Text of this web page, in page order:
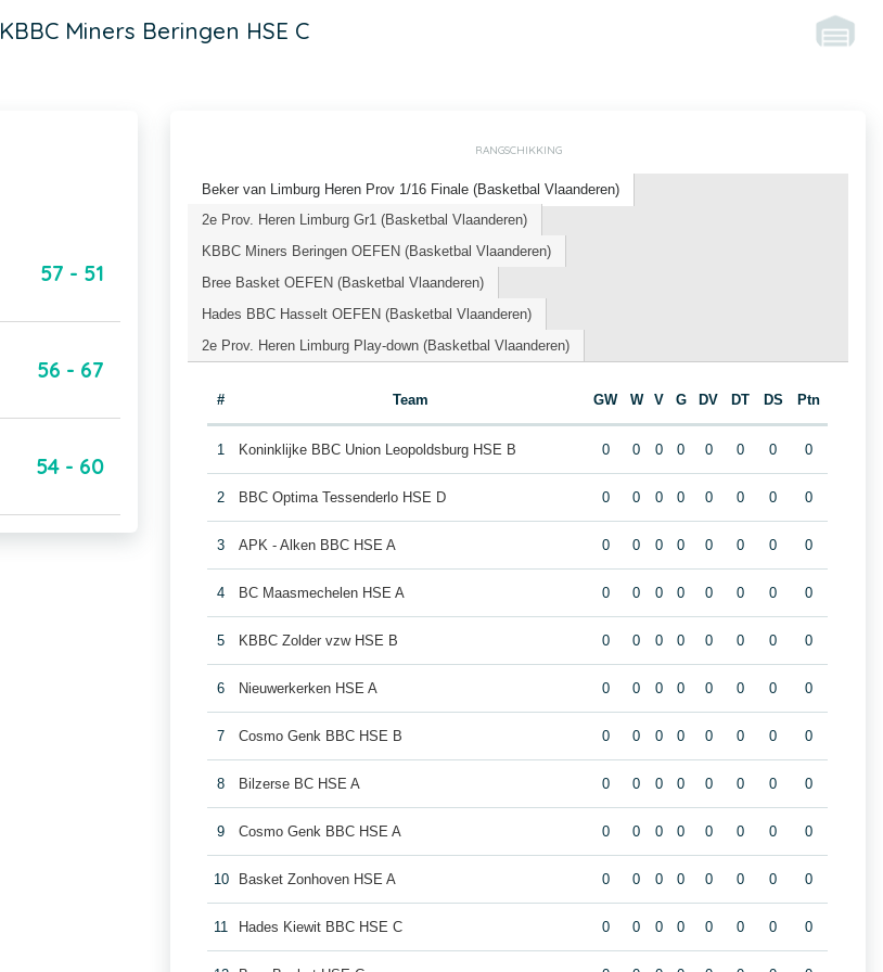
KBBC Miners Beringen HSE C
57 - 51
56 - 67
54 - 60
RANGSCHIKKING
Beker van Limburg Heren Prov 1/16 Finale (Basketbal Vlaanderen)
2e Prov. Heren Limburg Gr1 (Basketbal Vlaanderen)
KBBC Miners Beringen OEFEN (Basketbal Vlaanderen)
Bree Basket OEFEN (Basketbal Vlaanderen)
Hades BBC Hasselt OEFEN (Basketbal Vlaanderen)
2e Prov. Heren Limburg Play-down (Basketbal Vlaanderen)
# Team GW W V G DV DT DS Ptn
1 Koninklijke BBC Union Leopoldsburg HSE B 0 0 0 0 0 0 0 0
2 BBC Optima Tessenderlo HSE D 0 0 0 0 0 0 0 0
3 APK - Alken BBC HSE A 0 0 0 0 0 0 0 0
4 BC Maasmechelen HSE A 0 0 0 0 0 0 0 0
5 KBBC Zolder vzw HSE B 0 0 0 0 0 0 0 0
6 Nieuwerkerken HSE A 0 0 0 0 0 0 0 0
7 Cosmo Genk BBC HSE B 0 0 0 0 0 0 0 0
8 Bilzerse BC HSE A 0 0 0 0 0 0 0 0
9 Cosmo Genk BBC HSE A 0 0 0 0 0 0 0 0
10 Basket Zonhoven HSE A 0 0 0 0 0 0 0 0
11 Hades Kiewit BBC HSE C 0 0 0 0 0 0 0 0